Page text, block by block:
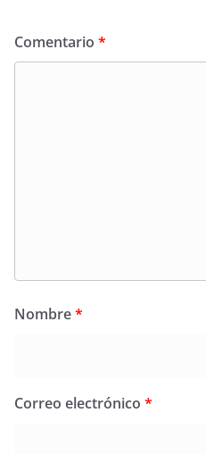
Comentario *
Nombre*
Correo electrónico *